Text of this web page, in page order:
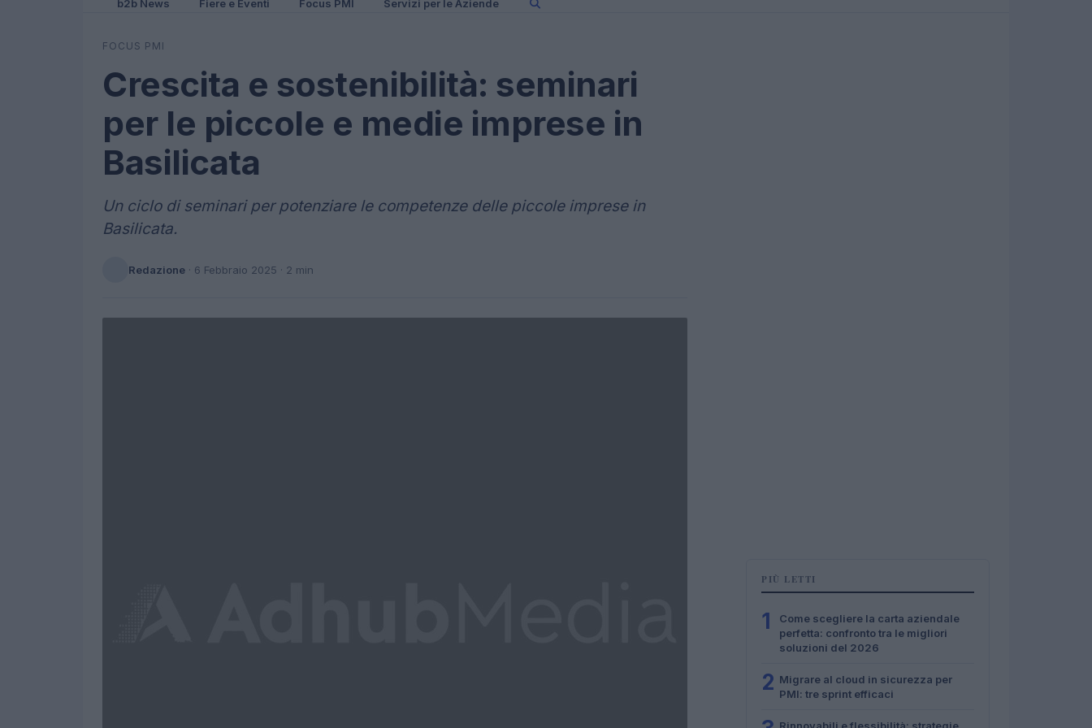
b2b News Fiere e Eventi Focus PMI Servizi per le Aziende
FOCUS PMI
Crescita e sostenibilità: seminari
per le piccole e medie imprese in
Basilicata
Un ciclo di seminari per potenziare le competenze delle piccole imprese in
Basilicata.
Redazione · 6 Febbraio 2025 · 2 min
PIÙ LETTI
1
Come scegliere la carta aziendale
perfetta: confronto tra le migliori
soluzioni del 2026
2 Migrare al cloud in sicurezza per
PMI: tre sprint efficaci